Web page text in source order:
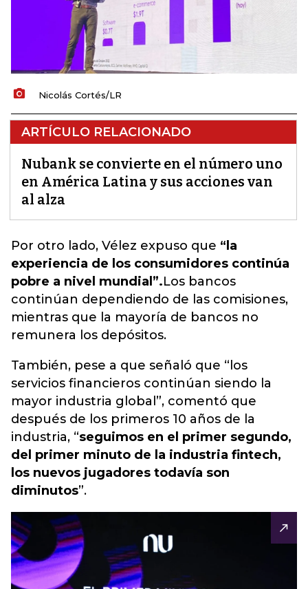
Nicolás Cortés/LR
ARTÍCULO RELACIONADO
Nubank se convierte en el número uno
en América Latina y sus acciones van
al alza
Por otro lado, Vélez expuso que “la
experiencia de los consumidores continúa
pobre a nivel mundial”.Los bancos
continúan dependiendo de las comisiones,
mientras que la mayoría de bancos no
remunera los depósitos.
También, pese a que señaló que “los
servicios financieros continúan siendo la
mayor industria global”, comentó que
después de los primeros 10 años de la
industria, “seguimos en el primer segundo,
del primer minuto de la industria fintech,
los nuevos jugadores todavía son
diminutos”.